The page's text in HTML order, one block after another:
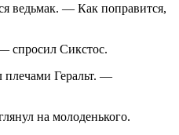
ведьмак. — Как поправится,
спросил Сикстос.
Геральт. —
на молоденького.